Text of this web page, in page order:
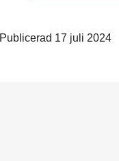
Publicerad 17 juli 2024